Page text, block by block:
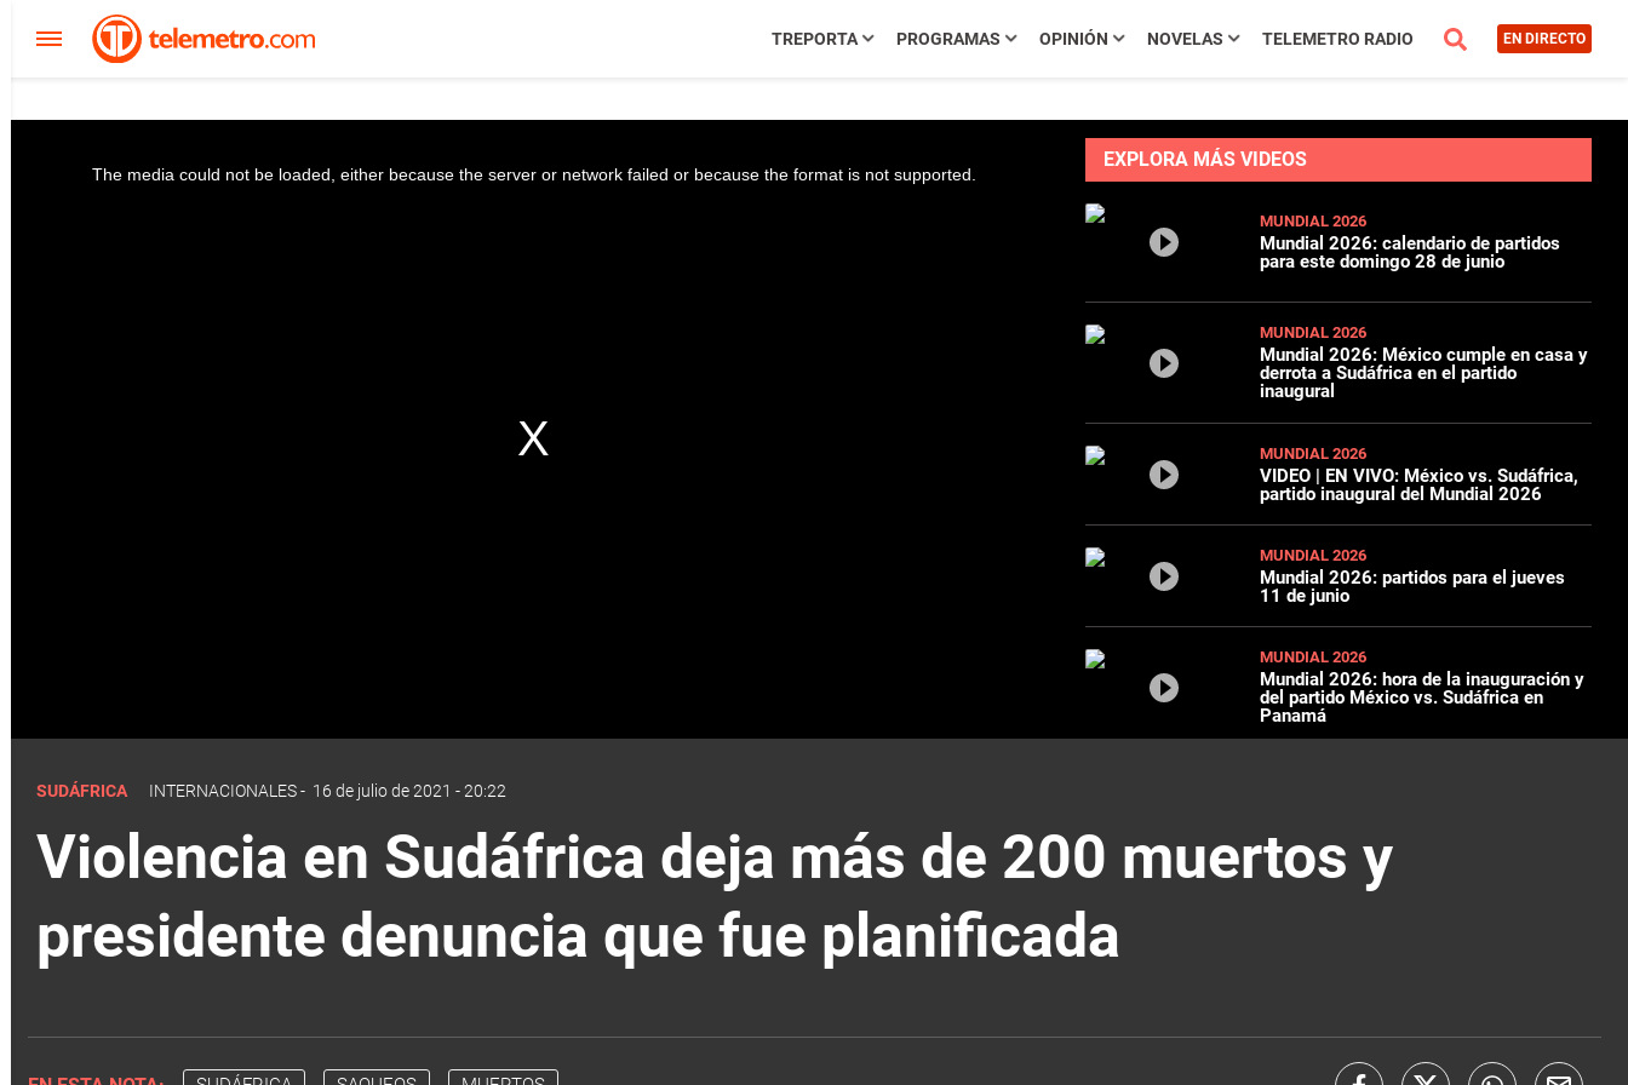
TREPORTA PROGRAMAS OPINIÓN NOVELAS TELEMETRO RADIO EN DIRECTO
The media could not be loaded, either because the server or network failed or because the format is not supported.
EXPLORA MÁS VIDEOS
MUNDIAL 2026
Mundial 2026: calendario de partidos
para este domingo 28 de junio
MUNDIAL 2026
Mundial 2026: México cumple en casa y
derrota a Sudáfrica en el partido
inaugural
MUNDIAL 2026
VIDEO | EN VIVO: México vs. Sudáfrica,
partido inaugural del Mundial 2026
MUNDIAL 2026
Mundial 2026: partidos para el jueves
11 de junio
MUNDIAL 2026
Mundial 2026: hora de la inauguración y
del partido México vs. Sudáfrica en
Panamá
SUDÁFRICA INTERNACIONALES- 16 de julio de 2021 - 20:22
Violencia en Sudáfrica deja más de 200 muertos y
presidente denuncia que fue planificada